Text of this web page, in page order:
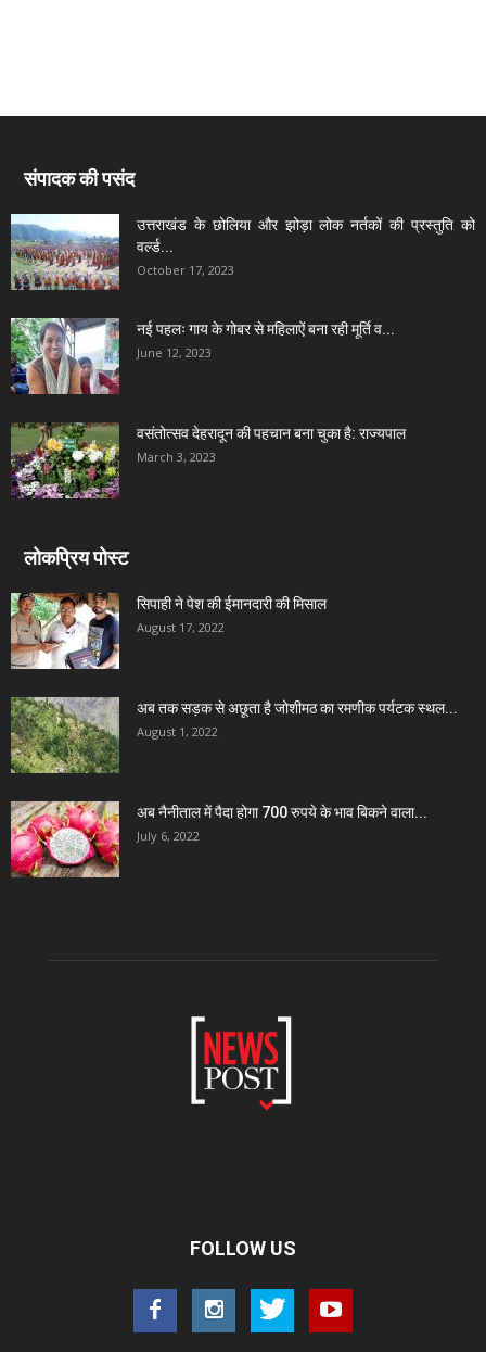
संपादक की पसंद
उत्तराखंड के छोलिया और झोड़ा लोक नर्तकों की प्रस्तुति को
वर्ल्ड...
October 17, 2023
नई पहलः गाय के गोबर से महिलाऐं बना रही मूर्ति व...
June 12, 2023
वसंतोत्सव देहरादून की पहचान बना चुका है: राज्यपाल
March 3, 2023
लोकप्रिय पोस्ट
सिपाही ने पेश की ईमानदारी की मिसाल
August 17, 2022
अब तक सड़क से अछूता है जोशीमठ का रमणीक पर्यटक स्थल...
August 1, 2022
अब नैनीताल में पैदा होगा 700 रुपये के भाव बिकने वाला...
July 6, 2022
FOLLOW US